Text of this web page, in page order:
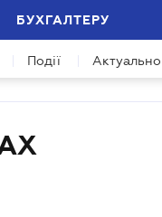
БУХГАЛТЕРУ
Події Актуально